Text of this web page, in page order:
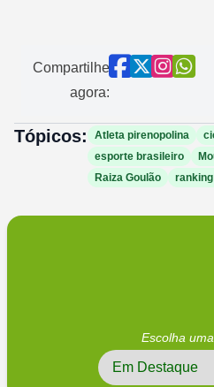
Compartilhe
agora:
Tópicos: Atleta pirenopolina
esporte brasileiro
Raiza Goulão
ranking
Escolha